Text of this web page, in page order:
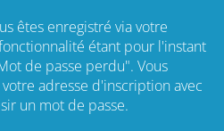
êtes enregistré via votre
étant pour l'instant
de passe perdu". Vous
adresse d'inscription avec
un mot de passe.